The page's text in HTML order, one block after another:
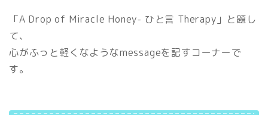
「A Drop of Miracle Honey- ひと言 Therapy」と題し
て、
心がふっと軽くなようなmessageを記すコーナーで
す。